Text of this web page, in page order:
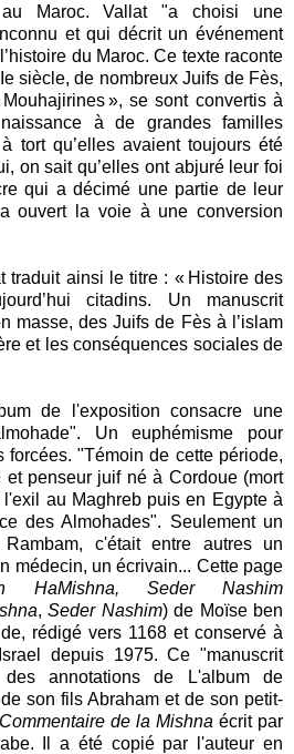
au Maroc. Vallat "a choisi une
et qui décrit un événement
du Maroc. Ce texte raconte
siècle, de nombreux Juifs de Fès,
», se sont convertis à
à de grandes familles
tort qu’elles avaient toujours été
on sait qu’elles ont abjuré leur foi
qui a décimé une partie de leur
ouvert la voie à une conversion
traduit ainsi le titre : « Histoire des
citadins. Un manuscrit
masse, des Juifs de Fès à l’islam
et les conséquences sociales de
de l'exposition consacre une
Un euphémisme pour
forcées. "Témoin de cette période,
et penseur juif né à Cordoue (mort
au Maghreb puis en Egypte à
des Almohades". Seulement un
c'était entre autres un
médecin, un écrivain... Cette page
HaMishna, Seder Nashim
,Seder Nashim) de Moïse ben
rédigé vers 1168 et conservé à
depuis 1975. Ce "manuscrit
des annotations de L'album de
son fils Abraham et de son petit-
Commentaire de la Mishna écrit par
Il a été copié par l'auteur en